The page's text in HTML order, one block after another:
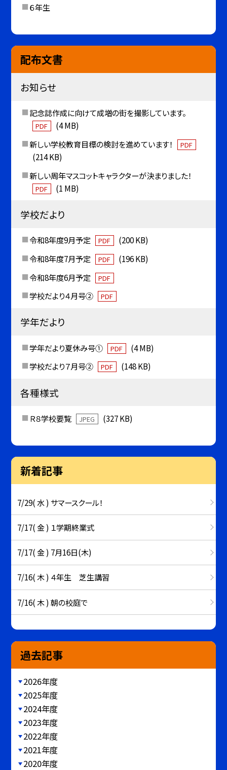
６年生
配布文書
お知らせ
記念誌作成に向けて成増の街を撮影しています。
PDF
(4 MB)
新しい学校教育目標の検討を進めています！
PDF
(214 KB)
新しい周年マスコットキャラクターが決まりました！
PDF (1 MB)
学校だより
令和8年度9月予定 PDF
(200 KB)
令和8年度7月予定
PDF
(196 KB)
令和8年度6月予定
PDF
学校だより４月号② PDF
学年だより
学年だより夏休み号① PDF
(4 MB)
学校だより７月号②
PDF (148 KB)
各種様式
Ｒ８学校要覧 JPEG (327 KB)
新着記事
7/29( 水 ) サマースクール！
7/17( 金 ) １学期終業式
7/17( 金 ) 7月16日(木)
7/16( 木 ) ４年生 芝生講習
7/16( 木 ) 朝の校庭で
過去記事
2026年度
2025年度
2024年度
2023年度
2022年度
2021年度
2020年度